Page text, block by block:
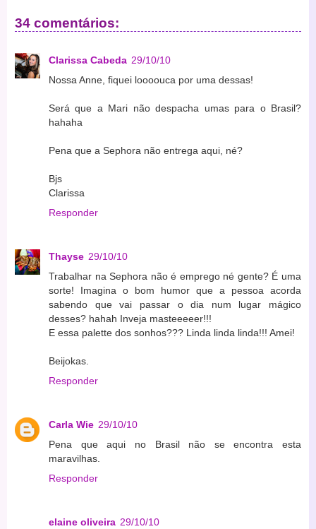
34 comentários:
Clarissa Cabeda 29/10/10
Nossa Anne, fiquei loooouca por uma dessas!
Será que a Mari não despacha umas para o Brasil?
hahaha
Pena que a Sephora não entrega aqui, né?
Bjs
Clarissa
Responder
Thayse 29/10/10
Trabalhar na Sephora não é emprego né gente? É uma
sorte! Imagina o bom humor que a pessoa acorda
sabendo que vai passar o dia num lugar mágico
desses? hahah Inveja masteeeeer!!!
E essa palette dos sonhos??? Linda linda linda!!! Amei!
Beijokas.
Responder
Carla Wie 29/10/10
Pena que aqui no Brasil não se encontra esta
maravilhas.
Responder
elaine oliveira 29/10/10